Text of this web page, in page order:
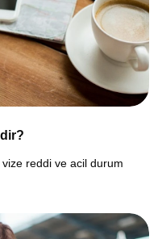
vize reddi ve acil durum